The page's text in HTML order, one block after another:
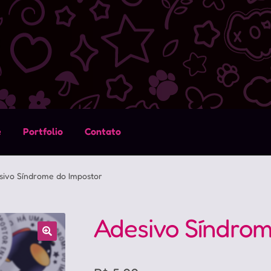
Portfolio Contato
Síndrome do Impostor
Adesivo